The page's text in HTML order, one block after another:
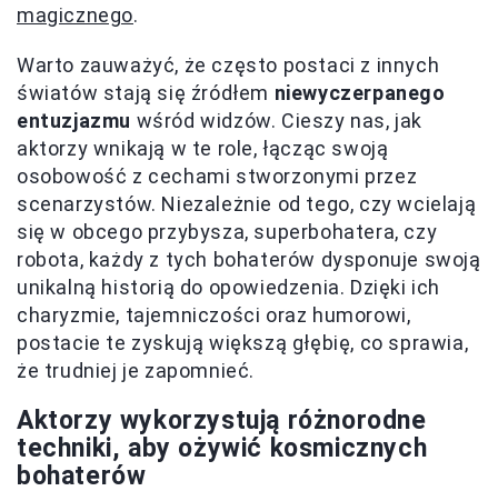
magicznego.
Warto zauważyć, że często postaci z innych
światów stają się źródłem niewyczerpanego
entuzjazmu wśród widzów. Cieszy nas, jak
aktorzy wnikają w te role, łącząc swoją
osobowość z cechami stworzonymi przez
scenarzystów. Niezależnie od tego, czy wcielają
się w obcego przybysza, superbohatera, czy
robota, każdy z tych bohaterów dysponuje swoją
unikalną historią do opowiedzenia. Dzięki ich
charyzmie, tajemniczości oraz humorowi,
postacie te zyskują większą głębię, co sprawia,
że trudniej je zapomnieć.
Aktorzy wykorzystują różnorodne
techniki, aby ożywić kosmicznych
bohaterów